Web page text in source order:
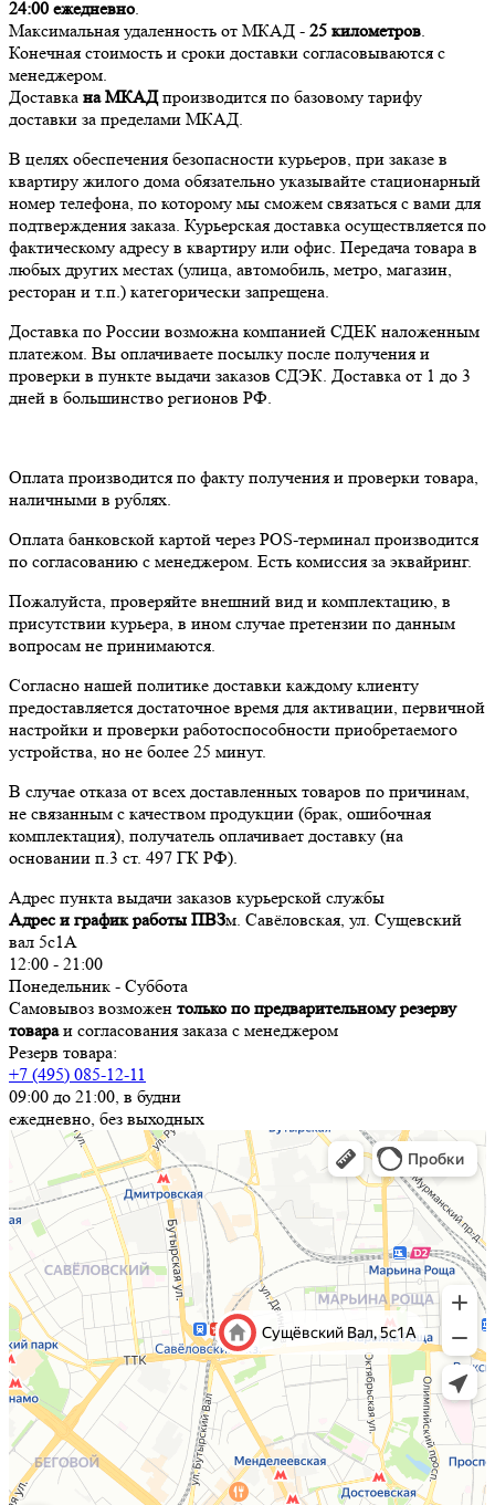
24:00 ежедневно.
Максимальная удаленность от МКАД - 25 километров.
Конечная стоимость и сроки доставки согласовываются с
менеджером.
Доставка на МКАДпроизводится по базовому тарифу
доставки за пределами МКАД.
В целях обеспечения безопасности курьеров, при заказе в
квартиру жилого дома обязательно указывайте стационарный
номер телефона, по которому мы сможем связаться с вами для
подтверждения заказа. Курьерская доставка осуществляется по
фактическому адресу в квартиру или офис. Передача товара в
любых других местах (улица, автомобиль, метро, магазин,
ресторан и т.п.) категорически запрещена.
Доставка по России возможна компанией СДЕК наложенным
платежом. Вы оплачиваете посылку после получения и
проверки в пункте выдачи заказов СДЭК. Доставка от 1 до 3
дней в большинство регионов РФ.
Оплата производится по факту получения и проверки товара,
наличными в рублях.
Оплата банковской картой через POS-терминал производится
по согласованию с менеджером. Есть комиссия за эквайринг.
Пожалуйста, проверяйте внешний вид и комплектацию, в
присутствии курьера, в ином случае претензии по данным
вопросам не принимаются.
Согласно нашей политике доставки каждому клиенту
предоставляется достаточное время для активации, первичной
настройки и проверки работоспособности приобретаемого
устройства, но не более 25 минут.
В случае отказа от всех доставленных товаров по причинам,
не связанным с качеством продукции (брак, ошибочная
комплектация), получатель оплачивает доставку (на
основании п.3 ст. 497 ГК РФ).
Адрес пункта выдачи заказов курьерской службы
Адрес и график работы ПВЗм. Савёловская, ул. Сущевский
вал 5с1А
12:00 - 21:00
Понедельник - Суббота
Самовывоз возможен только по предварительному резерву
товараи согласования заказа с менеджером
Резерв товара:
+7 (495) 085-12-11
09:00 до 21:00, в будни
ежедневно, без выходных